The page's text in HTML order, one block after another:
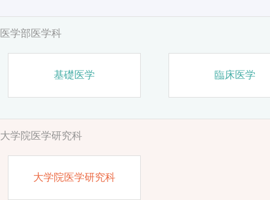
医学部医学科
基礎医学 臨床医学
大学院医学研究科
大学院医学研究科